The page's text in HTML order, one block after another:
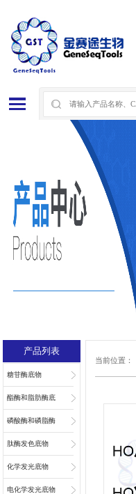
产品列表
糖苷酶底物
酯酶和脂肪酶底
物
磷酸酶和磷脂酶
底物
肽酶发色底物
化学发光底物
电化学发光底物
当前位置：